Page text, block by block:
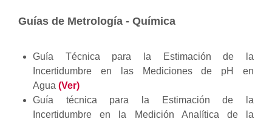
Guías de Metrología - Química
Guía Técnica para la Estimación de la
Incertidumbre en las Mediciones de pH en
Agua (Ver)
Guía técnica para la Estimación de la
Incertidumbre en la Medición Analítica de la